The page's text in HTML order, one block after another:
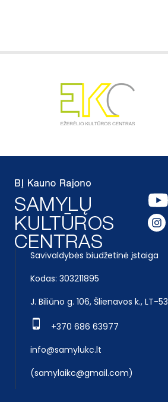
Savivaldybės biudžetinė įstaiga
Kodas: 303211895
J. Biliūno g. 106, Šlienavos k., LT-
+370 686 63977
info@samylukc.lt
(samylaikc@gmail.com)